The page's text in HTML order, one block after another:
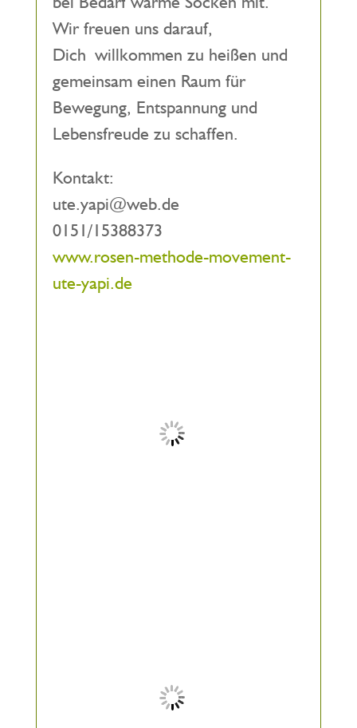
Wir freuen uns darauf,
Dich willkommen zu heißen und
gemeinsam einen Raum für
Bewegung, Entspannung und
Lebensfreude zu schaffen.
Kontakt:
ute.yapi@web.de
0151/15388373
www.rosen-methode-movement-
ute-yapi.de